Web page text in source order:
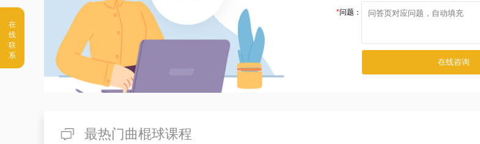
*问题：
最热门曲棍球课程